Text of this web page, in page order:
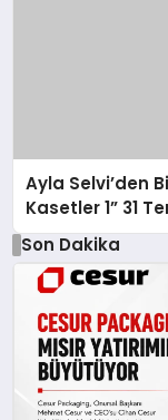
Ayla Selvi’den
Kasetler 1” 31
Son Dakika